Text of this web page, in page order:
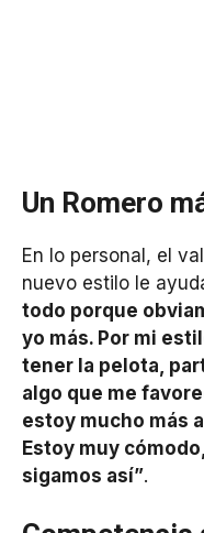
Un Romero
En lo personal, el
nuevo estilo le
todo porque
yo más. Por mi
tener la pelota,
algo que me
estoy mucho más
Estoy muy
sigamos así”.